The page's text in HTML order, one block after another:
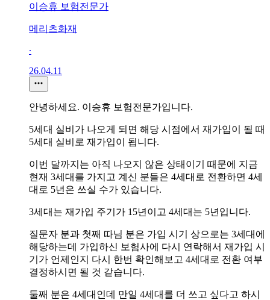
이승휴 보험전문가
메리츠화재
∙
26.04.11
안녕하세요. 이승휴 보험전문가입니다.
5세대 실비가 나오게 되면 해당 시점에서 재가입이 될 때
5세대 실비로 재가입이 됩니다.
이번 달까지는 아직 나오지 않은 상태이기 때문에 지금
현재 3세대를 가지고 계신 분들은 4세대로 전환하면 4세
대로 5년은 쓰실 수가 있습니다.
3세대는 재가입 주기가 15년이고 4세대는 5년입니다.
질문자 분과 첫째 따님 분은 가입 시기 상으로는 3세대에
해당하는데 가입하신 보험사에 다시 연락해서 재가입 시
기가 언제인지 다시 한번 확인해보고 4세대로 전환 여부
결정하시면 될 것 같습니다.
둘째 분은 4세대인데 만일 4세대를 더 쓰고 싶다고 하시